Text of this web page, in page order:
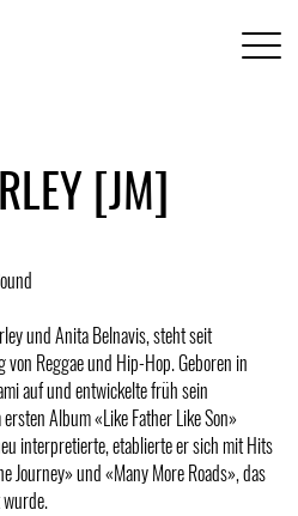
[JM]
und Anita Belnavis, steht seit
Reggae und Hip-Hop. Geboren in
auf und entwickelte früh sein
Album «Like Father Like Son»
interpretierte, etablierte er sich mit Hits
Journey» und «Many More Roads», das